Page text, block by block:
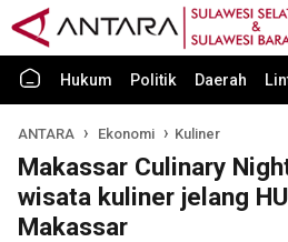
Hukum Politik Daerah
ANTARA Ekonomi Kuliner
Makassar Culinary
wisata kuliner jelang
Makassar